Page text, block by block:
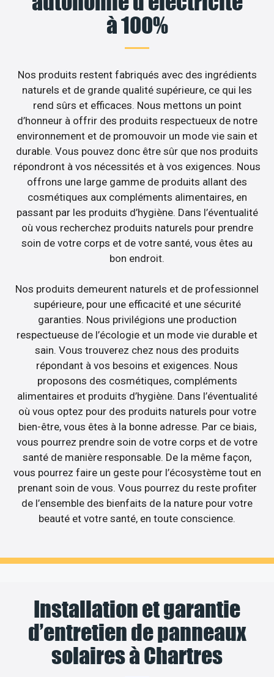
à 100%
Nos produits restent fabriqués avec des ingrédients
naturels et de grande qualité supérieure, ce qui les
rend sûrs et efficaces. Nous mettons un point
d’honneur à offrir des produits respectueux de notre
environnement et de promouvoir un mode vie sain et
durable. Vous pouvez donc être sûr que nos produits
répondront à vos nécessités et à vos exigences. Nous
offrons une large gamme de produits allant des
cosmétiques aux compléments alimentaires, en
passant par les produits d’hygiène. Dans l’éventualité
où vous recherchez produits naturels pour prendre
soin de votre corps et de votre santé, vous êtes au
bon endroit.
Nos produits demeurent naturels et de professionnel
supérieure, pour une efficacité et une sécurité
garanties. Nous privilégions une production
respectueuse de l’écologie et un mode vie durable et
sain. Vous trouverez chez nous des produits
répondant à vos besoins et exigences. Nous
proposons des cosmétiques, compléments
alimentaires et produits d’hygiène. Dans l’éventualité
où vous optez pour des produits naturels pour votre
bien-être, vous êtes à la bonne adresse. Par ce biais,
vous pourrez prendre soin de votre corps et de votre
santé de manière responsable. De la même façon,
vous pourrez faire un geste pour l’écosystème tout en
prenant soin de vous. Vous pourrez du reste profiter
de l’ensemble des bienfaits de la nature pour votre
beauté et votre santé, en toute conscience.
Installation et garantie
d’entretien de panneaux
solaires à Chartres